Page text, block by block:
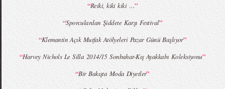
“Reiki, kiki kiki …”
“Sporculardan Şiddete Karşı Festival”
“Klemantin Açık Mutfak Atölyeleri Pazar Günü Başlıyor”
“Harvey Nichols Le Silla 2014/15 Sonbahar-Kış Ayakkabı Koleksiyonu”
“Bir Bakışta Moda Diyetler”